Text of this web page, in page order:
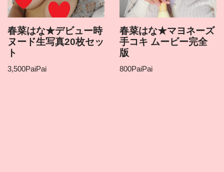
春菜はな★デビュー時
ヌード生写真20枚セッ
ト
3,500PaiPai
春菜はな★マヨネーズ
手コキ ムービー完全
版
800PaiPai